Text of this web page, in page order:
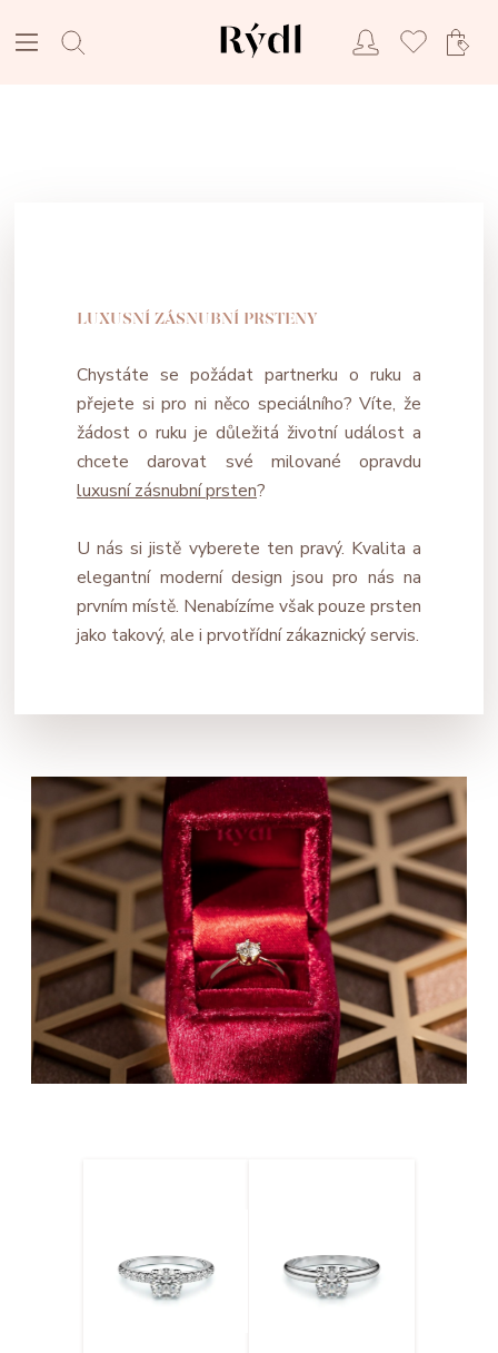
LUXUSNÍ ZÁSNUBNÍ PRSTENY
Chystáte se požádat partnerku o ruku a
přejete si pro ni něco speciálního? Víte, že
žádost o ruku je důležitá životní událost a
chcete darovat své milované opravdu
luxusní zásnubní prsten?
U nás si jistě vyberete ten pravý. Kvalita a
elegantní moderní design jsou pro nás na
prvním místě. Nenabízíme však pouze prsten
jako takový, ale i prvotřídní zákaznický servis.